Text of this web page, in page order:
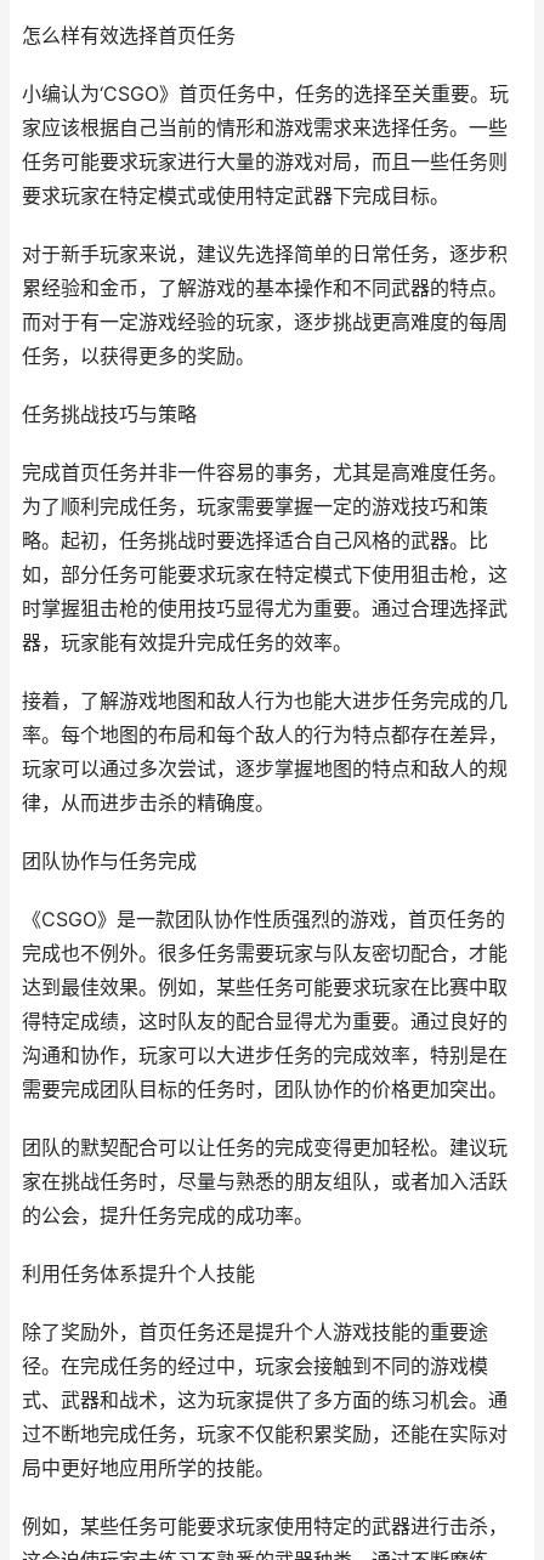
怎么样有效选择首页任务
小编认为‘CSGO》首页任务中，任务的选择至关重要。玩
家应该根据自己当前的情形和游戏需求来选择任务。一些
任务可能要求玩家进行大量的游戏对局，而且一些任务则
要求玩家在特定模式或使用特定武器下完成目标。
对于新手玩家来说，建议先选择简单的日常任务，逐步积
累经验和金币，了解游戏的基本操作和不同武器的特点。
而对于有一定游戏经验的玩家，逐步挑战更高难度的每周
任务，以获得更多的奖励。
任务挑战技巧与策略
完成首页任务并非一件容易的事务，尤其是高难度任务。
为了顺利完成任务，玩家需要掌握一定的游戏技巧和策
略。起初，任务挑战时要选择适合自己风格的武器。比
如，部分任务可能要求玩家在特定模式下使用狙击枪，这
时掌握狙击枪的使用技巧显得尤为重要。通过合理选择武
器，玩家能有效提升完成任务的效率。
接着，了解游戏地图和敌人行为也能大进步任务完成的几
率。每个地图的布局和每个敌人的行为特点都存在差异，
玩家可以通过多次尝试，逐步掌握地图的特点和敌人的规
律，从而进步击杀的精确度。
团队协作与任务完成
《CSGO》是一款团队协作性质强烈的游戏，首页任务的
完成也不例外。很多任务需要玩家与队友密切配合，才能
达到最佳效果。例如，某些任务可能要求玩家在比赛中取
得特定成绩，这时队友的配合显得尤为重要。通过良好的
沟通和协作，玩家可以大进步任务的完成效率，特别是在
需要完成团队目标的任务时，团队协作的价格更加突出。
团队的默契配合可以让任务的完成变得更加轻松。建议玩
家在挑战任务时，尽量与熟悉的朋友组队，或者加入活跃
的公会，提升任务完成的成功率。
利用任务体系提升个人技能
除了奖励外，首页任务还是提升个人游戏技能的重要途
径。在完成任务的经过中，玩家会接触到不同的游戏模
式、武器和战术，这为玩家提供了多方面的练习机会。通
过不断地完成任务，玩家不仅能积累奖励，还能在实际对
局中更好地应用所学的技能。
例如，某些任务可能要求玩家使用特定的武器进行击杀，